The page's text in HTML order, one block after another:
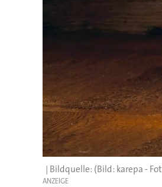
(Bild: karepa -
ANZEIGE